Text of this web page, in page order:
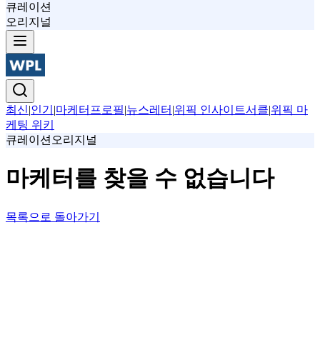
큐레이션
오리지널
최신|인기 |마케터프로필|뉴스레터 |위픽 인사이트서클|위픽 마
케팅 위키
큐레이션 오리지널
마케터를 찾을 수 없습니다
목록으로 돌아가기